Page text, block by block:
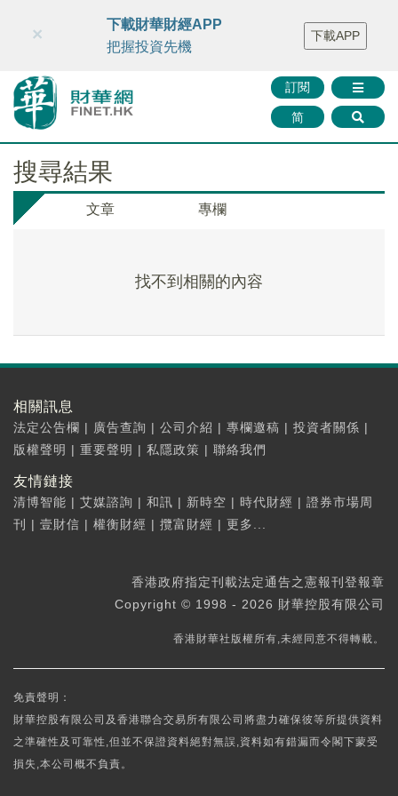
財華智庫網 FINTV FINMETA 財華證券 媒體矩陣
智庫沙龍
聯絡我們
訂閱
简
×
下載財華財經APP
把握投資先機
下載APP
搜尋結果
文章 專欄
找不到相關的內容
相關訊息
法定公告欄 | 廣告查詢 | 公司介紹 | 專欄邀稿 | 投資者關係 |
版權聲明 | 重要聲明 | 私隱政策 | 聯絡我們
友情鏈接
清博智能 | 艾媒諮詢 | 和訊 | 新時空 | 時代財經 | 證券市場周
刊
| 壹財信 | 權衡財經 | 攬富財經 | 更多...
香港政府指定刊載法定通告之憲報刊登報章
Copyright © 1998 - 2026 財華控股有限公司
香港財華社版權所有,未經同意不得轉載。
免責聲明：
財華控股有限公司及香港聯合交易所有限公司將盡力確保彼等所提供資料
之準確性及可靠性,但並不保證資料絕對無誤,資料如有錯漏而令閣下蒙受
損失,本公司概不負責。